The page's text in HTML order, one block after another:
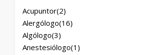
Acupuntor(2)
Alergólogo(16)
Algólogo(3)
Anestesiólogo(1)